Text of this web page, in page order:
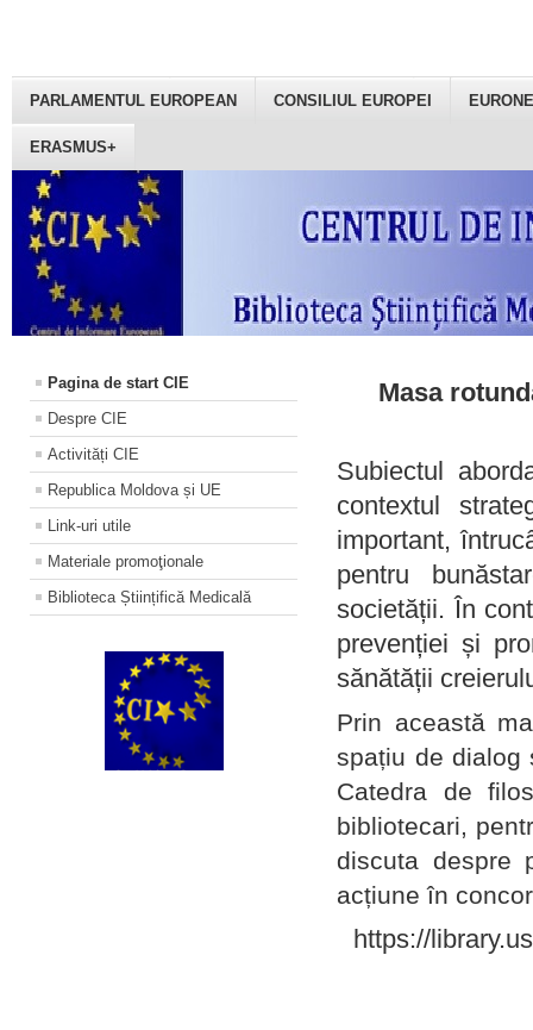
PARLAMENTUL EUROPEAN CONSILIUL EUROPEI
ERASMUS+
Pagina de start CIE
Despre CIE
Activități CIE
Republica Moldova și UE
Link-uri utile
Materiale promoţionale
Biblioteca Științifică Medicală
Masa
Subiectul
contextul
important,
pentru
societății. În
prevenției și
sănătății
Prin această
spațiu de dialog
Catedra de
bibliotecari,
discuta despre
acțiune în
https://